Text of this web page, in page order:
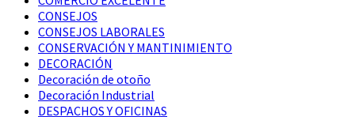
CONSEJOS
CONSEJOS LABORALES
CONSERVACIÓN Y MANTINIMIENTO
DECORACIÓN
Decoración de otoño
Decoración Industrial
DESPACHOS Y OFICINAS